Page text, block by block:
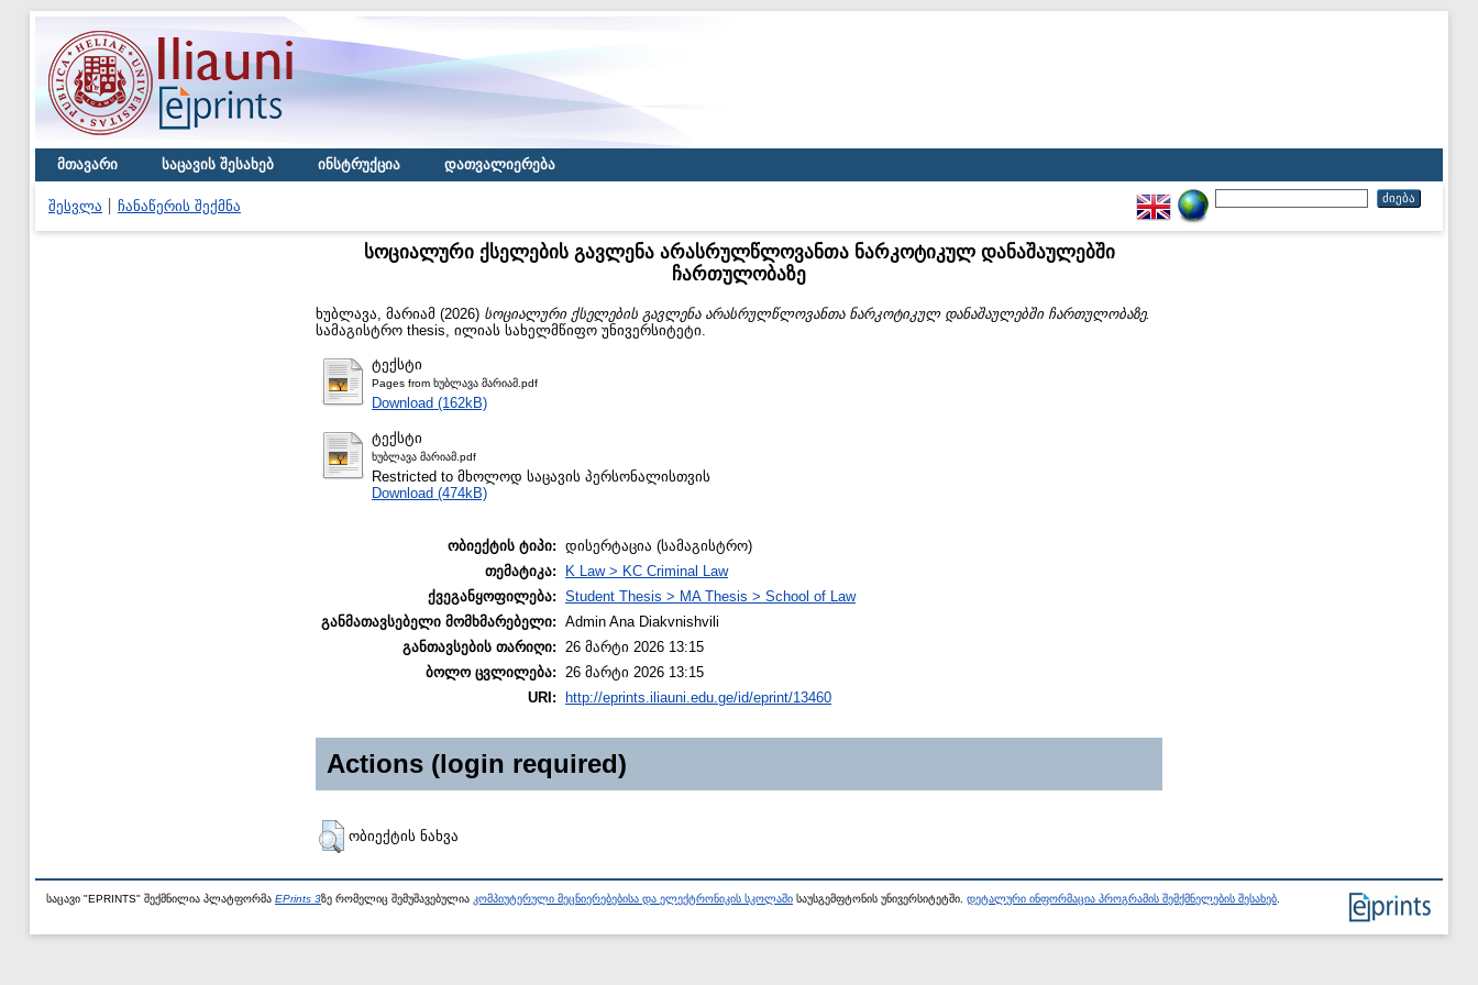
მთავარი საცავის შესახებ ინსტრუქცია დათვალიერება
შესვლა ჩანაწერის შექმნა
სოციალური ქსელების გავლენა არასრულწლოვანთა ნარკოტიკულ დანაშაულებში
ჩართულობაზე
ხუბლავა, მარიამ (2026) სოციალური ქსელების გავლენა არასრულწლოვანთა ნარკოტიკულ დანაშაულებში ჩართულობაზე.
სამაგისტრო thesis, ილიას სახელმწიფო უნივერსიტეტი.
ტექსტი
Pages from ხუბლავა მარიამ.pdf
Download (162kB)
ტექსტი
ხუბლავა მარიამ.pdf
Restricted to მხოლოდ საცავის პერსონალისთვის
Download (474kB)
ობიექტის ტიპი: დისერტაცია (სამაგისტრო)
თემატიკა:
K Law > KC Criminal Law
ქვეგანყოფილება: Student Thesis > MA Thesis > School of Law
განმათავსებელი მომხმარებელი: Admin Ana Diakvnishvili
განთავსების თარიღი: 26 მარტი 2026 13:15
ბოლო ცვლილება: 26 მარტი 2026 13:15
URI:
http://eprints.iliauni.edu.ge/id/eprint/13460
Actions (login required)
ობიექტის ნახვა
საცავი "EPRINTS" შექმნილია პლატფორმა EPrints 3ზე რომელიც შემუშავებულია კომპიუტერული მეცნიერებებისა და ელექტრონიკის სკოლაში საუსგემფტონის უნივერსიტეტში. დეტალური ინფორმაცია პროგრამის შემქმნელების შესახებ.